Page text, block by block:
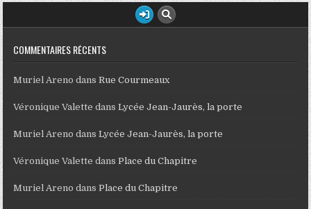
COMMENTAIRES RÉCENTS
Muriel Areno dansRue Courmeaux
Véronique Valette dansLycée Jean-Jaurès, la porte
Muriel Areno dansLycée Jean-Jaurès, la porte
Véronique Valette dansPlace du Chapitre
Muriel Areno dansPlace du Chapitre